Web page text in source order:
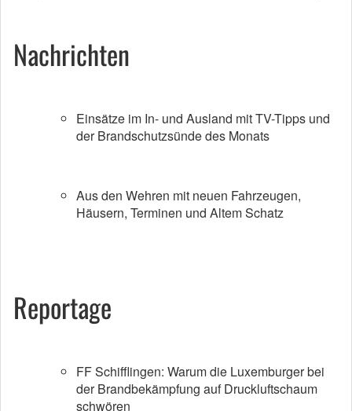
Nachrichten
Einsätze im In- und Ausland mit TV-Tipps und
der Brandschutzsünde des Monats
Aus den Wehren mit neuen Fahrzeugen,
Häusern, Terminen und Altem Schatz
Reportage
FF Schifflingen: Warum die Luxemburger bei
der Brandbekämpfung auf Druckluftschaum
schwören